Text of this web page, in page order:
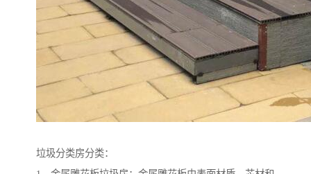
垃圾分类房分类：